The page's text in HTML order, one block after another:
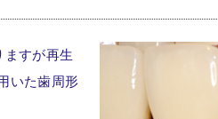
ますが再生
いた歯周形